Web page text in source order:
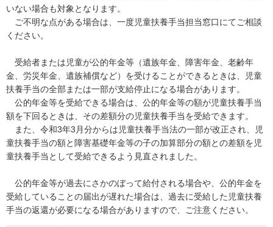
いない場合も対象となります。
ご不明な点がある場合は、一度児童扶養手当担当窓口にてご相談
ください。
受給者または児童が公的年金等（遺族年金、障害年金、老齢年
金、労災年金、遺族補償など）を受けることができるときは、児童
扶養手当の全部または一部が支給停止になる場合があります。
公的年金等を受給できる場合は、公的年金等の額が児童扶養手当
額を下回るときは、その差額分の児童扶養手当を受給できます。
また、令和3年3月分からは児童扶養手当法の一部が改正され、児
童扶養手当の額と障害基礎年金等の子の加算部分の額との差額を児
童扶養手当として受給できるよう見直されました。
公的年金等が過去にさかのぼって給付される場合や、公的年金を
受給していることの届出が遅れた場合は、過去に受給した児童扶養
手当の返還が必要になる場合がありますので、ご注意ください。